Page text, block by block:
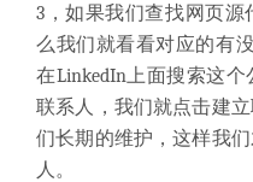
3，如果我们查找网页
么我们就看看对应的有
在LinkedIn上面搜索这
联系人，我们就点击建
们长期的维护，这样我
人。